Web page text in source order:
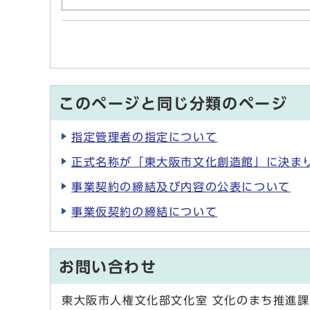
このページと同じ分類のページ
指定管理者の指定について
正式名称が「東大阪市文化創造館」に決ま
事業契約の締結及び内容の公表について
事業仮契約の締結について
お問い合わせ
東大阪市人権文化部文化室 文化のまち推進課